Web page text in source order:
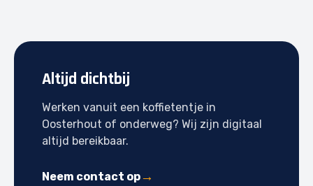
Altijd dichtbij
Werken vanuit een koffietentje in
Oosterhout of onderweg? Wij zijn digitaal
altijd bereikbaar.
Neem contact op